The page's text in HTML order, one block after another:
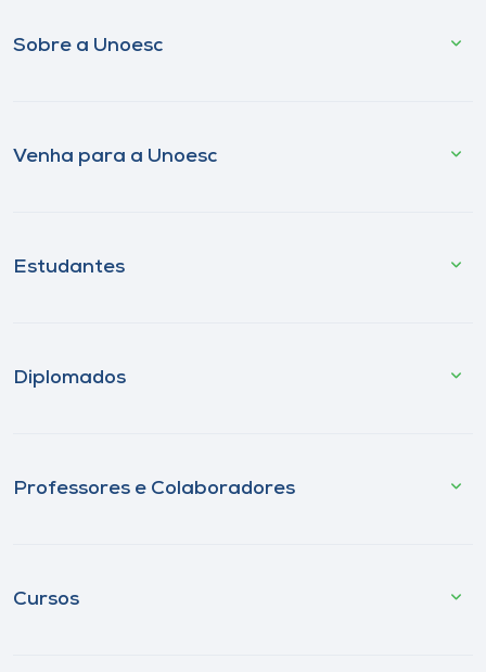
Sobre a Unoesc
Venha para a Unoesc
Estudantes
Diplomados
Professores e Colaboradores
Cursos